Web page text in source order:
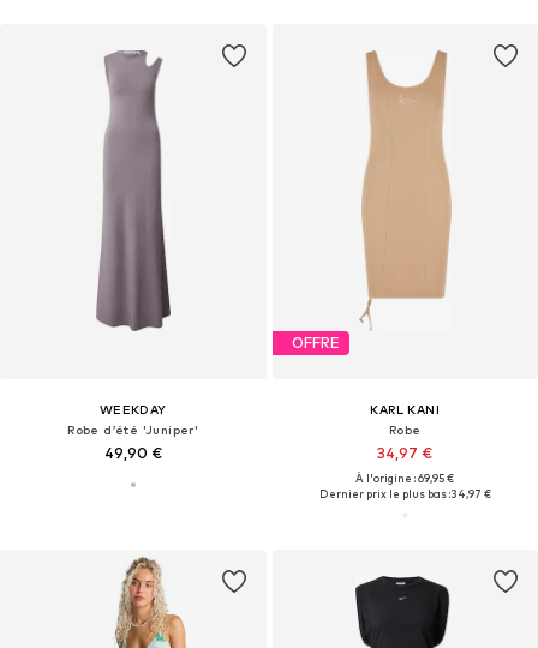
WEEKDAY
Robe d’été 'Juniper'
49,90 €
OFFRE
KARL KANI
Robe
34,97 €
À l'origine : 69,95 €
Dernier prix le plus bas :34,97 €